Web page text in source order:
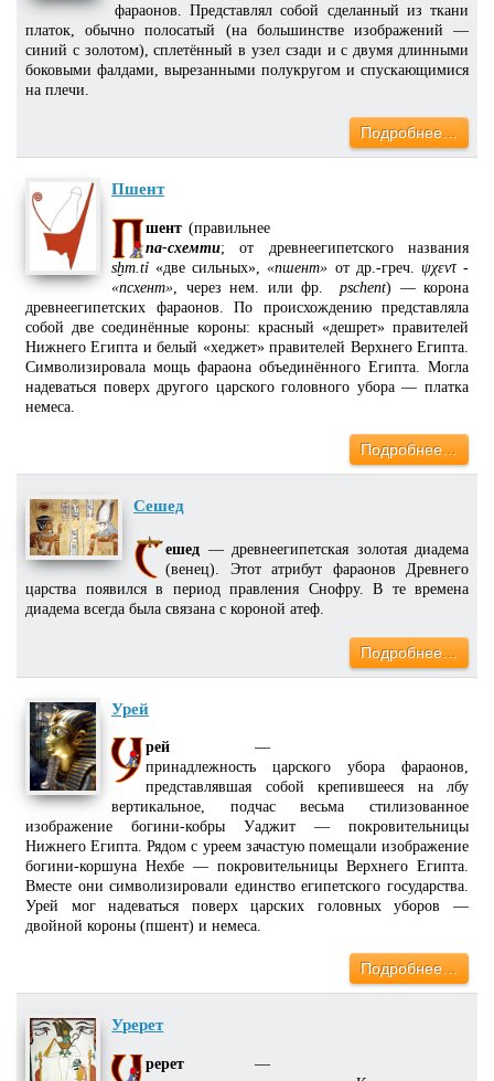
фараонов. Представлял собой сделанный из ткани
платок, обычно полосатый (на большинстве изображений —
синий с золотом), сплетённый в узел сзади и с двумя длинными
боковыми фалдами, вырезанными полукругом и спускающимися
на плечи.
Подробнее…
Пшент
шент (правильнее
па-схемти; от древнеегипетского названия
sḫm.tỉ «две сильных»,«пшент» от др.-греч. ψχεντ-
«псхент» , через нем. или фр. pschent) — корона
древнеегипетских фараонов. По происхождению представляла
собой две соединённые короны: красный «дешрет» правителей
Нижнего Египта и белый «хеджет» правителей Верхнего Египта.
Символизировала мощь фараона объединённого Египта. Могла
надеваться поверх другого царского головного убора — платка
немеса.
Подробнее…
Сешед
ешед — древнеегипетская золотая диадема
(венец). Этот атрибут фараонов Древнего
царства появился в период правления Снофру. В те времена
диадема всегда была связана с короной атеф.
Подробнее…
Урей
рей —
принадлежность царского убора фараонов,
представлявшая собой крепившееся на лбу
вертикальное, подчас весьма стилизованное
изображение богини-кобры Уаджит — покровительницы
Нижнего Египта. Рядом с уреем зачастую помещали изображение
богини-коршуна Нехбе — покровительницы Верхнего Египта.
Вместе они символизировали единство египетского государства.
Урей мог надеваться поверх царских головных уборов —
двойной короны (пшент) и немеса.
Подробнее…
Уререт
ререт —